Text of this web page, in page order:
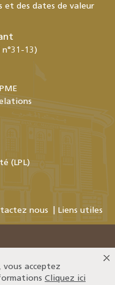
et des dates de valeur
13)
(LPL)
nous Liens utiles
acceptez
Cliquez ici